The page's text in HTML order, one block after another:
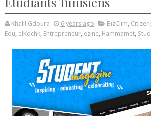
Khalil Gdoura 6 years ago BizClim,
Edu, elKochk, Entrepreneur, ezine, Hammamet,